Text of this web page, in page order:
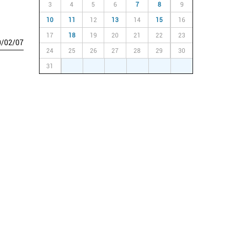
/02/07
3 4 5 6 7 8 9
10 11 12 13 14 15 16
17 18 19 20 21 22 23
24 25 26 27 28 29 30
31